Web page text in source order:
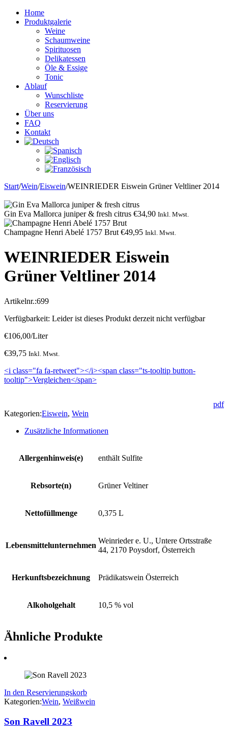
Home
Produktgalerie
Weine
Schaumweine
Spirituosen
Delikatessen
Öle & Essige
Tonic
Ablauf
Wunschliste
Reservierung
Über uns
FAQ
Kontakt
Start/Wein/Eiswein/WEINRIEDER Eiswein Grüner Veltliner 2014
Gin Eva Mallorca juniper & fresh citrus €34,90 Inkl. Mwst.
Champagne Henri Abelé 1757 Brut €49,95 Inkl. Mwst.
WEINRIEDER Eiswein
Grüner Veltliner 2014
Artikelnr.:699
Verfügbarkeit: Leider ist dieses Produkt derzeit nicht verfügbar
€106,00/Liter
€39,75 Inkl. Mwst.
<i class="fa fa-retweet"></i><span class="ts-tooltip button-
tooltip">Vergleichen</span>
pdf
Kategorien:Eiswein, Wein
Zusätzliche Informationen
Allergenhinweis(e) enthält Sulfite
Rebsorte(n) Grüner Veltiner
Nettofüllmenge 0,375 L
Lebensmittelunternehmen
Weinrieder e. U., Untere Ortsstraße
44, 2170 Poysdorf, Österreich
Herkunftsbezeichnung Prädikatswein Österreich
Alkoholgehalt 10,5 % vol
Ähnliche Produkte
In den Reservierungskorb
Kategorien:Wein, Weißwein
Son Ravell 2023